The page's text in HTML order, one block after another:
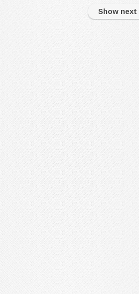
Show next